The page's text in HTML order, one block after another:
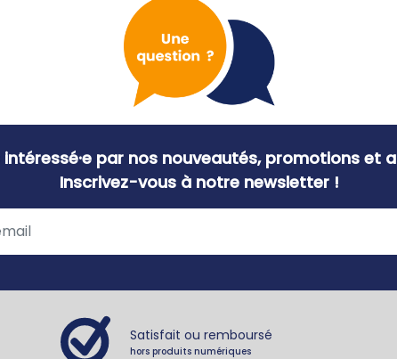
par nos nouveautés, promotions et
Inscrivez-vous à notre newsletter !
Satisfait ou remboursé
hors produits numériques